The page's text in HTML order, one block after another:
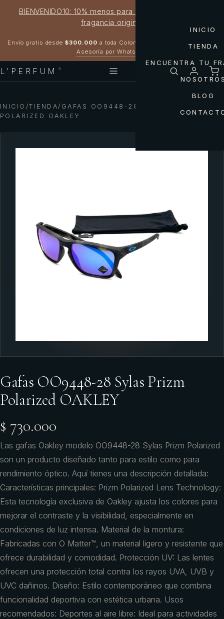
BIENVENIDO10: 10% menos para estrenar tu próxima
fragancia original
Envío gratis desde $300.000 a toda Colombia
Asesoría por WhatsApp
L'PERFUM ®
INICIO
TIENDA
ENCUENTRA TU
BLOG
INICIO /TIENDA/ GAFAS OO9448-28 SYLAS PRIZM
POLARIZED OAKLEY
Gafas OO9448-28 Sylas Prizm
Polarized OAKLEY
$ 730.000
Las gafas Oakley modelo OO9448-28 Sylas Prizm Polarized
son un producto diseñado tanto para estilo como para
rendimiento óptico. Aquí tienes una descripción detallada:
Características principales: Prizm Polarized Lens Technology:
Esta tecnología exclusiva de Oakley ajusta los colores para
mejorar el contraste y la visibilidad, especialmente en
condiciones de luz intensa. Material de la montura:
Fabricadas con O Matter™, un material ligero y resistente que
ofrece durabilidad y comodidad. Protección UV: Las lentes
ofrecen una protección total contra los rayos UVA, UVB y
UVC dañinos. Diseño: Estilo contemporáneo que combina
funcionalidad deportiva con estética urbana. Usos
recomendados: Deportes al aire libre: Ideal para actividades